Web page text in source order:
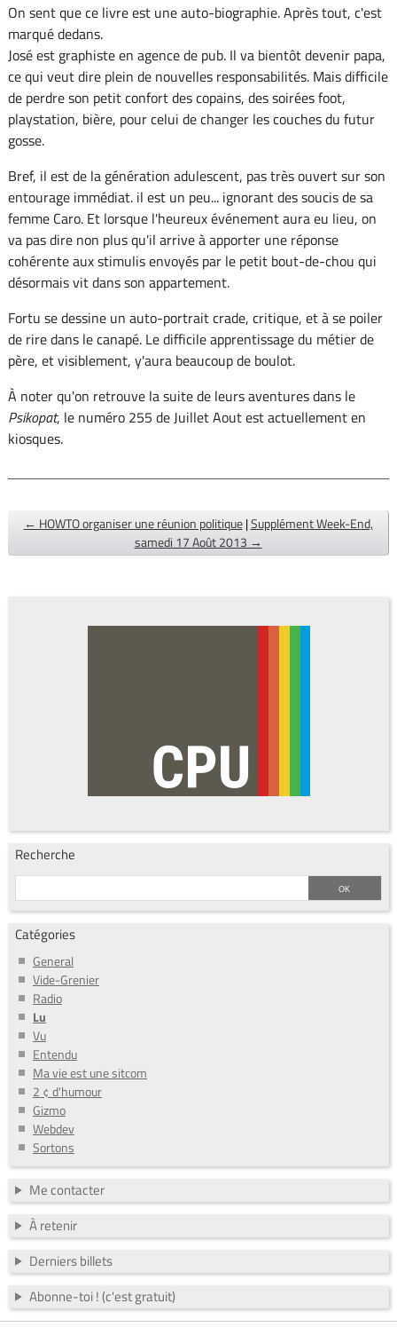
On sent que ce livre est une auto-biographie. Après tout, c'est
marqué dedans.
José est graphiste en agence de pub. Il va bientôt devenir papa,
ce qui veut dire plein de nouvelles responsabilités. Mais difficile
de perdre son petit confort des copains, des soirées foot,
playstation, bière, pour celui de changer les couches du futur
gosse.
Bref, il est de la génération adulescent, pas très ouvert sur son
entourage immédiat. il est un peu... ignorant des soucis de sa
femme Caro. Et lorsque l'heureux événement aura eu lieu, on
va pas dire non plus qu'il arrive à apporter une réponse
cohérente aux stimulis envoyés par le petit bout-de-chou qui
désormais vit dans son appartement.
Fortu se dessine un auto-portrait crade, critique, et à se poiler
de rire dans le canapé. Le difficile apprentissage du métier de
père, et visiblement, y'aura beaucoup de boulot.
À noter qu'on retrouve la suite de leurs aventures dans le
Psikopat, le numéro 255 de Juillet Aout est actuellement en
kiosques.
← HOWTO organiser une réunion politique |Supplément Week-End,
samedi 17 Août 2013 →
Recherche
Catégories
General
Vide-Grenier
Radio
Lu
Vu
Entendu
Ma vie est une sitcom
2 ¢ d'humour
Gizmo
Webdev
Sortons
Me contacter
À retenir
Derniers billets
Abonne-toi ! (c'est gratuit)